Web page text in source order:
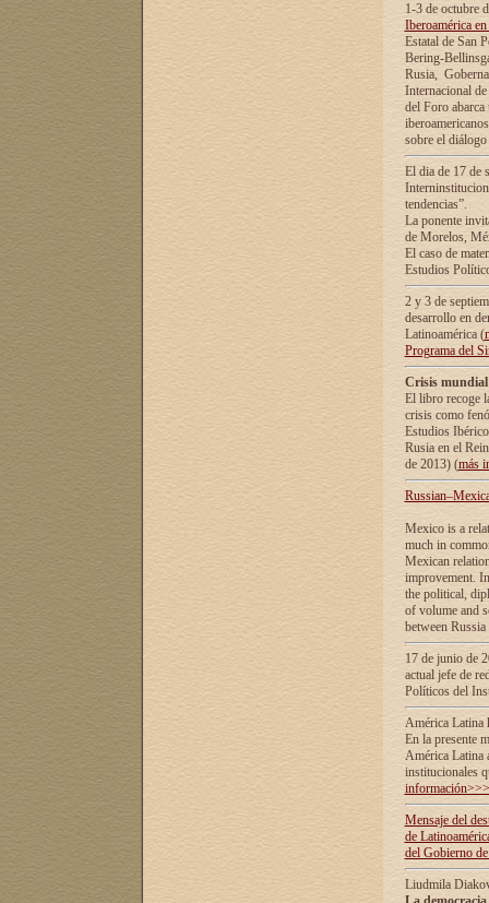
1-3 de octubre
Iberoamérica
Estatal de San
Bering-
Rusia,
Internacional
del Foro
sobre el
El dia de 17 de
tendencias”.
La ponente
de Morelos,
El caso de
Estudios
2 y 3 de
desarrollo en
Latinoamérica (
Programa del
Crisis
El libro recoge
crisis como
Estudios
Rusia en el
de 2013) (más
Mexico is a
much in
Mexican
improvement.
the political,
of volume and
between
17 de junio de
actual jefe de
Políticos del
América Latina
En la presente
América Latina
institucionales
información>>>
Mensaje del
de
del Gobierno
Liudmila